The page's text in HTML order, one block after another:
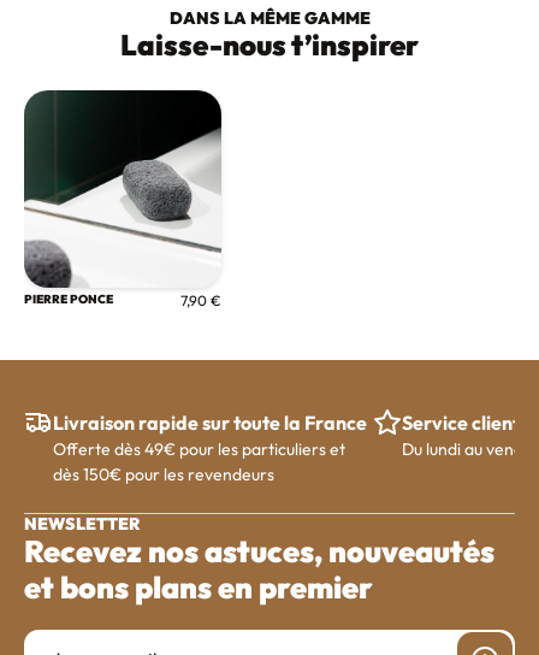
DANS LA MÊME GAMME
Laisse-nous t’inspirer
PIERRE PONCE 7,90 €
Livraison rapide sur toute la France
Offerte dès 49€ pour les particuliers et
dès 150€ pour les revendeurs
Service client
Du lundi au
NEWSLETTER
Recevez nos astuces, nouveautés
et bons plans en premier